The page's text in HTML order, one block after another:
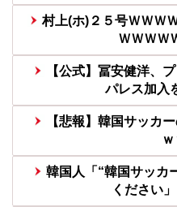
村上(ホ)２５号ＷＷＷ
ＷＷＷＷ
【公式】冨安健洋、
パレス加
【悲報】韓国サッカ
韓国人「“韓国サッカ
ください